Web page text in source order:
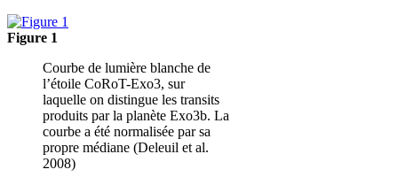
Figure 1
Courbe de lumière blanche de
l’étoile CoRoT-Exo3, sur
laquelle on distingue les transits
produits par la planète Exo3b. La
courbe a été normalisée par sa
propre médiane (Deleuil et al.
2008)